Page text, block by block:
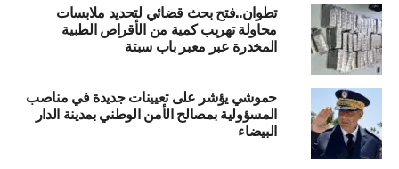
تطوان..فتح بحث قضائي لتحديد ملابسات
محاولة تهريب كمية من الأقراص الطبية
المخدرة عبر معبر باب سبتة
حموشي يؤشر على تعيينات جديدة في مناصب
المسؤولية بمصالح الأمن الوطني بمدينة الدار
البيضاء